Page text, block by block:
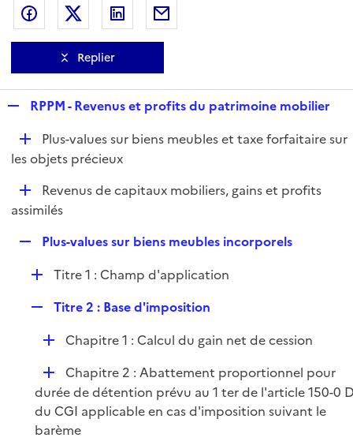
Partager sur Facebook
Partager sur Twitter
Partager sur LinkedIn
Replier
p
l
i
e
r
RPPM - Revenus et profits du patrimoine mobilier
D
é
i
Plus-values sur biens meubles et taxe forfaitaire sur
les objets précieux
D
é
i
e
r
Revenus de capitaux mobiliers, gains et profits
assimilés
p
Plus-values sur biens meubles incorporels
D
l
i
e
r
Titre 1 : Champ d'application
p
l
i
e
r
Titre 2 : Base d'imposition
D
l
i
e
Chapitre 1 : Calcul du gain net de cession
D
é
p
l
Chapitre 2 : Abattement proportionnel pour
durée de détention prévu au 1 ter de l'article 150-0
du CGI applicable en cas d'imposition suivant le
barème